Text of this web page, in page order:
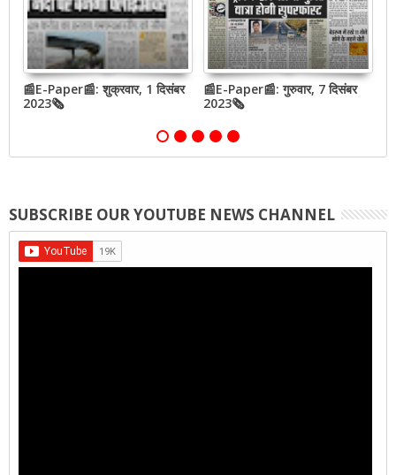
📰E-Paper📰: शुक्रवार, 1 दिसंबर
2023🗞
📰E-Paper📰: गुरुवार, 7 दिसंबर
2023🗞
SUBSCRIBE OUR YOUTUBE NEWS CHANNEL